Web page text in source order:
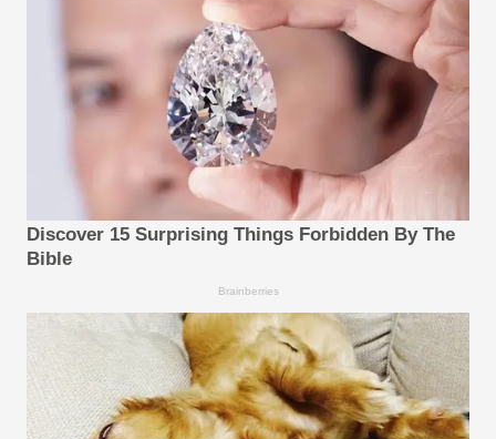
Discover 15 Surprising Things Forbidden By The
Bible
Brainberries